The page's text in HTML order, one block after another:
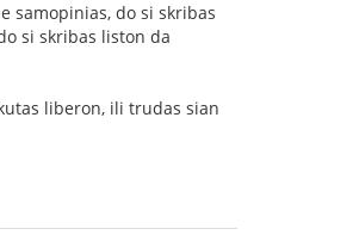
samopinias, do si skribas
si skribas liston da
liberon, ili trudas sian